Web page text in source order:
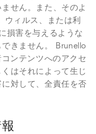
せん。また、そのよ
ウィルス、または利
損害を与えるような
きません。 Brunello
ンテンツへのアクセ
はそれによって生じ
対して、全責任を否